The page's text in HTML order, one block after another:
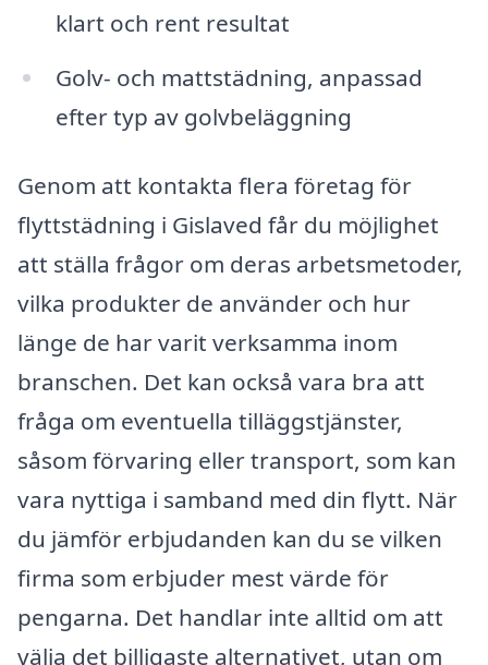
klart och rent resultat
Golv- och mattstädning, anpassad
efter typ av golvbeläggning
Genom att kontakta flera företag för
flyttstädning i Gislaved får du möjlighet
att ställa frågor om deras arbetsmetoder,
vilka produkter de använder och hur
länge de har varit verksamma inom
branschen. Det kan också vara bra att
fråga om eventuella tilläggstjänster,
såsom förvaring eller transport, som kan
vara nyttiga i samband med din flytt. När
du jämför erbjudanden kan du se vilken
firma som erbjuder mest värde för
pengarna. Det handlar inte alltid om att
välja det billigaste alternativet, utan om